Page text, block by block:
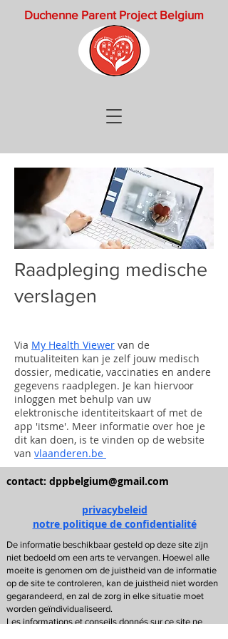
Duchenne Parent Project Belgium
Raadpleging medische
verslagen
Via My Health Viewer van de
mutualiteiten kan je zelf jouw medisch
dossier, medicatie, vaccinaties en andere
gegevens raadplegen. Je kan hiervoor
inloggen met behulp van uw
elektronische identiteitskaart of met de
app 'itsme'. Meer informatie over hoe je
dit kan doen, is te vinden op de website
van vlaanderen.be
contact: dppbelgium@gmail.com
privacybeleid
notre politique de confidentialité
De informatie beschikbaar gesteld op deze site zijn
niet bedoeld om een arts te vervangen. Hoewel alle
moeite is genomen om de juistheid van de informatie
op de site te controleren, kan de juistheid niet worden
gegarandeerd, en zal de zorg in elke situatie moet
worden geïndividualiseerd.
Les informations et conseils donnés sur ce site ne